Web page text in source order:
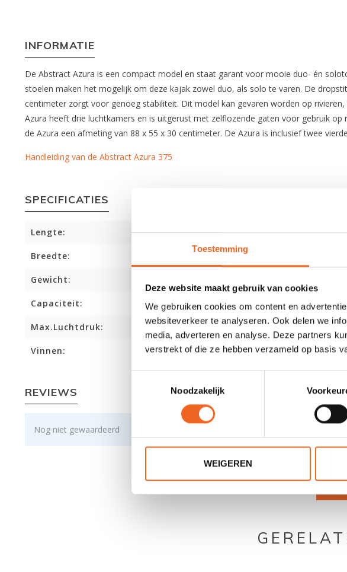
Toestemming
Deze website maakt gebruik van cookies
We gebruiken cookies om content en
websiteverkeer te analyseren. Ook delen we
media, adverteren en analyse. Deze partners
verstrekt of die ze hebben verzameld op basis
Noodzakelijk
WEIGEREN
INFORMATIE
De Abstract Azura is een compact model en staat garant voor mooie duo- én
stoelen maken het mogelijk om deze kajak zowel duo, als solo te varen. De
centimeter zorgt voor genoeg stabiliteit. Dit model kan gevaren worden op
Azura heeft drie luchtkamers en is uitgerust met zelflozende gaten voor gebruik
de Azura een afmeting van 88 x 55 x 30 centimeter. De Azura is inclusief twee
Handleiding van de Abstract Azura 375
SPECIFICATIES
Lengte:
Breedte:
Gewicht:
Capaciteit:
Max.Luchtdruk:
Vinnen:
REVIEWS
Nog niet gewaardeerd
0